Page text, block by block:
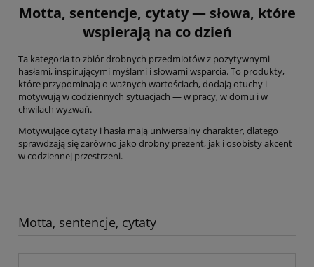
Motta, sentencje, cytaty — słowa, które
wspierają na co dzień
Ta kategoria to zbiór drobnych przedmiotów z pozytywnymi
hasłami, inspirującymi myślami i słowami wsparcia. To produkty,
które przypominają o ważnych wartościach, dodają otuchy i
motywują w codziennych sytuacjach — w pracy, w domu i w
chwilach wyzwań.
Motywujące cytaty i hasła mają uniwersalny charakter, dlatego
sprawdzają się zarówno jako drobny prezent, jak i osobisty akcent
w codziennej przestrzeni.
Motta, sentencje, cytaty